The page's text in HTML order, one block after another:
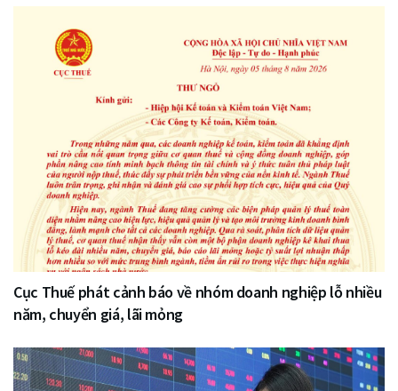
Cục Thuế phát cảnh báo về nhóm doanh nghiệp lỗ nhiều
năm, chuyển giá, lãi mỏng